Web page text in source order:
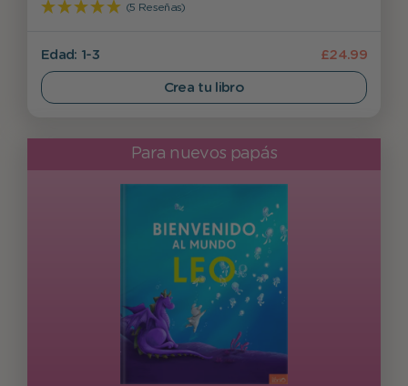
(5 Reseñas)
£24.99
Edad: 1-3
Crea tu libro
Para nuevos papás